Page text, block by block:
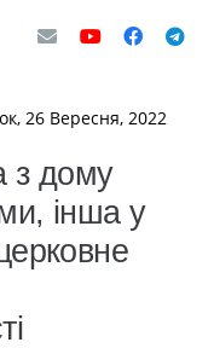
26 Вересня, 2022
з дому
інша у